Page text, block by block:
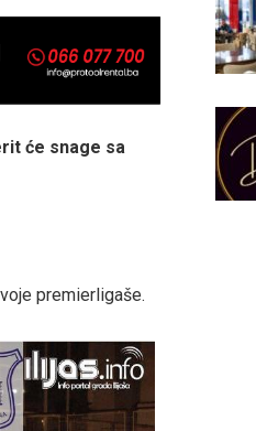
će snage sa
premierligaše.